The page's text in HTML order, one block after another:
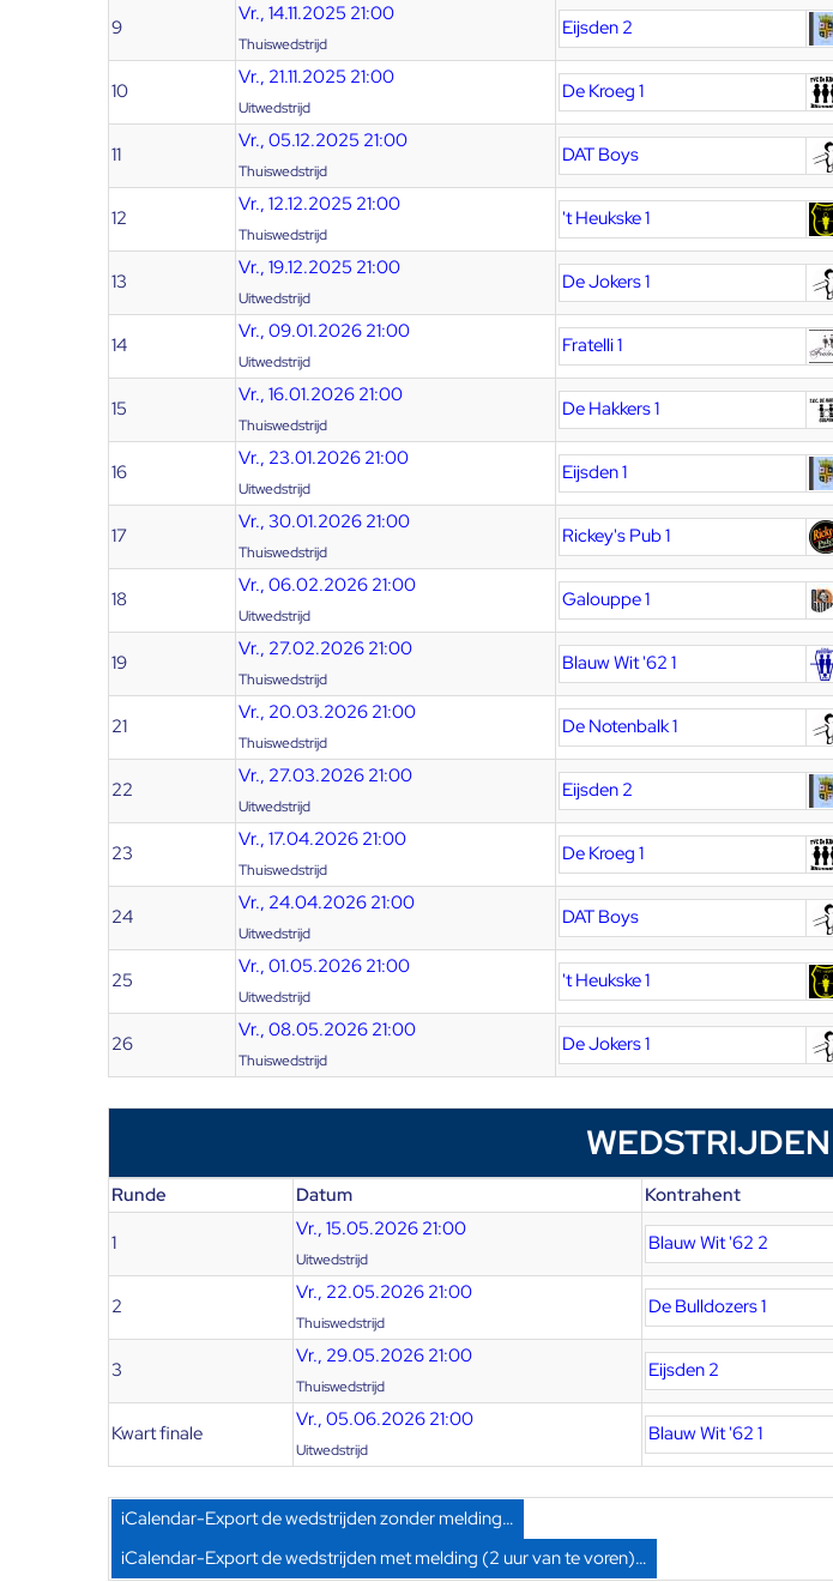
9
Vr., 14.11.2025 21:00
Thuiswedstrijd
Eijsden 2
10
Vr., 21.11.2025 21:00
Uitwedstrijd
De Kroeg 1
11
Vr., 05.12.2025 21:00
Thuiswedstrijd
DAT Boys
12
Vr., 12.12.2025 21:00
Thuiswedstrijd
't Heukske 1
13
Vr., 19.12.2025 21:00
Uitwedstrijd
De Jokers 1
14
Vr., 09.01.2026 21:00
Uitwedstrijd
Fratelli 1
15
Vr., 16.01.2026 21:00
Thuiswedstrijd
De Hakkers 1
16
Vr., 23.01.2026 21:00
Uitwedstrijd
Eijsden 1
17
Vr., 30.01.2026 21:00
Thuiswedstrijd
Rickey's Pub 1
18
Vr., 06.02.2026 21:00
Uitwedstrijd
Galouppe 1
19
Vr., 27.02.2026 21:00
Thuiswedstrijd
Blauw Wit '62 1
21
Vr., 20.03.2026 21:00
Thuiswedstrijd
De Notenbalk 1
22
Vr., 27.03.2026 21:00
Uitwedstrijd
Eijsden 2
23
Vr., 17.04.2026 21:00
Thuiswedstrijd
De Kroeg 1
24
Vr., 24.04.2026 21:00
Uitwedstrijd
DAT Boys
25
Vr., 01.05.2026 21:00
Uitwedstrijd
't Heukske 1
26
Vr., 08.05.2026 21:00
Thuiswedstrijd
De Jokers 1
Runde Datum Kontrahent
1
Vr., 15.05.2026 21:00
Uitwedstrijd
Blauw Wit '62 2
2
Vr., 22.05.2026 21:00
Thuiswedstrijd
De Bulldozers 1
3
Vr., 29.05.2026 21:00
Thuiswedstrijd
Eijsden 2
Kwart finale
Vr., 05.06.2026 21:00
Uitwedstrijd
Blauw Wit '62 1
iCalendar-Export de wedstrijden zonder melding…
iCalendar-Export de wedstrijden met melding (2 uur van te voren)…